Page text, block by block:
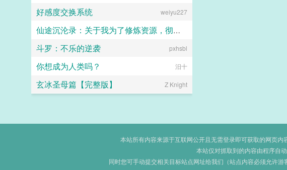
好感度交换系统 weiyu227
仙途沉沦录：关于我为了修炼资源，彻底恶堕成仙门母畜这件事
画眉桃
斗罗：不乐的逆袭 pxhsbl
你想成为人类吗？ 汨十
玄冰圣母篇【完整版】 Z Knight
本站所有内容来源于互联网公开且无需登录即可获取的网页
本站仅对抓取到的内容由程序自
同时您可手动提交相关目标站点网址给我们（站点内容必须允许